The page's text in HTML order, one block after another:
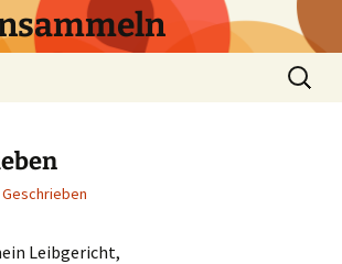
Suchen
nach:
Geschrieben
Leibgericht,